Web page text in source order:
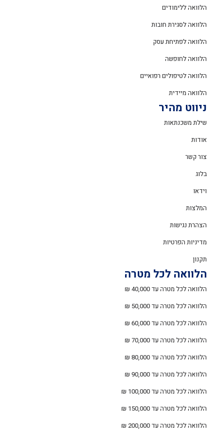
הלוואה ללימודים
הלוואה לסגירת חובות
הלוואה לפתיחת עסק
הלוואה לחופשה
הלוואה לטיפולים רפואיים
הלוואה מיידית
ניווט מהיר
שילת משכנתאות
אודות
צור קשר
בלוג
וידאו
המלצות
הצהרת נגישות
מדיניות הפרטיות
תקנון
הלוואה לכל מטרה
הלוואה לכל מטרה עד 40,000 ₪
הלוואה לכל מטרה עד 50,000 ₪
הלוואה לכל מטרה עד 60,000 ₪
הלוואה לכל מטרה עד 70,000 ₪
הלוואה לכל מטרה עד 80,000 ₪
הלוואה לכל מטרה עד 90,000 ₪
הלוואה לכל מטרה עד 100,000 ₪
הלוואה לכל מטרה עד 150,000 ₪
הלוואה לכל מטרה עד 200,000 ₪